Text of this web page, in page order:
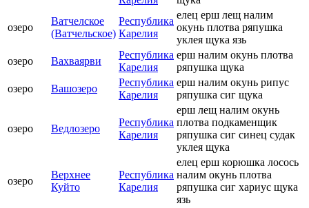
озеро
Ватчелское
(Ватчельское)
Республика
Карелия
елец ерш лещ налим
окунь плотва ряпушка
уклея щука язь
озеро
Вахваярви
Республика
Карелия
ерш налим окунь плотва
ряпушка щука
озеро
Вашозеро
Республика
Карелия
ерш налим окунь рипус
ряпушка сиг щука
озеро Ведлозеро
Республика
Карелия
ерш лещ налим окунь
плотва подкаменщик
ряпушка сиг синец судак
уклея щука
озеро
Верхнее
Куйто
Республика
Карелия
елец ерш корюшка лосось
налим окунь плотва
ряпушка сиг хариус щука
язь